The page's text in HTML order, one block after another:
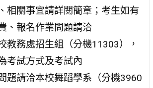
相關事宜請詳閱簡章；考生如有
、報名作業問題請洽
教務處招生組（分機11303），
考試方式及考試內
題請洽本校舞蹈學系（分機3960